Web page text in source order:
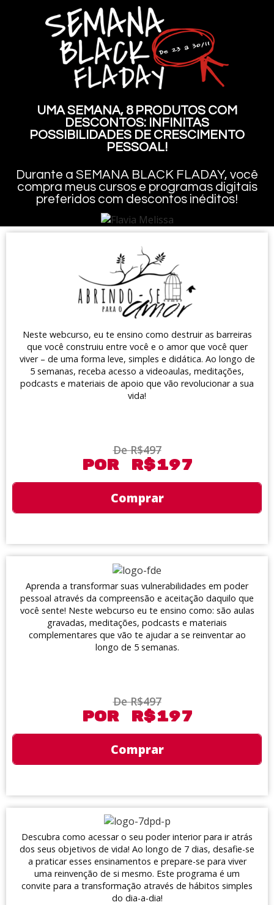
UMA SEMANA, 8 PRODUTOS COM
DESCONTOS: INFINITAS
POSSIBILIDADES DE CRESCIMENTO
PESSOAL!
Durante a SEMANA BLACK FLADAY, você
compra meus cursos e programas digitais
preferidos com descontos inéditos!
Neste webcurso, eu te ensino como destruir as barreiras
que você construiu entre você e o amor que você quer
viver – de uma forma leve, simples e didática. Ao longo de
5 semanas, receba acesso a videoaulas, meditações,
podcasts e materiais de apoio que vão revolucionar a sua
vida!
De R$497
Por R$197
Comprar
Aprenda a transformar suas vulnerabilidades em poder
pessoal através da compreensão e aceitação daquilo que
você sente! Neste webcurso eu te ensino como: são aulas
gravadas, meditações, podcasts e materiais
complementares que vão te ajudar a se reinventar ao
longo de 5 semanas.
De R$497
Por R$197
Comprar
Descubra como acessar o seu poder interior para ir atrás
dos seus objetivos de vida! Ao longo de 7 dias, desafie-se
a praticar esses ensinamentos e prepare-se para viver
uma reinvenção de si mesmo. Este programa é um
convite para a transformação através de hábitos simples
do dia-a-dia!